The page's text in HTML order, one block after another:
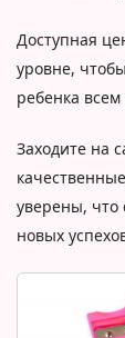
Доступная
уровне,
ребенка
Заходите на
уверены,
новых